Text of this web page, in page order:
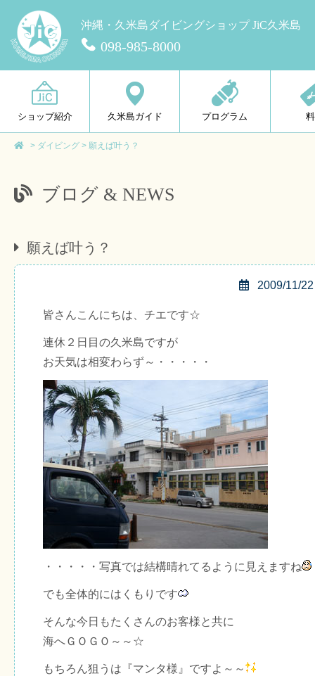
沖縄・久米島ダイビングショップ JiC久米島
098-985-8000
ショップ紹介 久米島ガイド プログラム
> ダイビング > 願えば叶う？
ブログ & NEWS
願えば叶う？
2009/11/22
皆さんこんにちは、チエです☆
連休２日目の久米島ですが
お天気は相変わらず～・・・・・
・・・・・写真では結構晴れてるように見えますね
でも全体的にはくもりです
そんな今日もたくさんのお客様と共に
海へＧＯＧＯ～～☆
もちろん狙うは『マンタ様』ですよ～～